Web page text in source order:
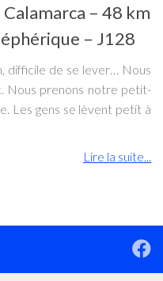
– 48 km
– J128
difficile de se lever… Nous
Nous prenons notre petit-
Les gens se lèvent petit à
Lire la suite...